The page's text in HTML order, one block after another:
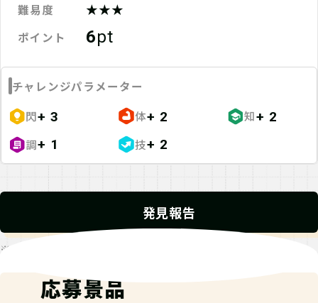
難易度 ★★★
ポイント 6pt
チャレンジパラメーター
閃+ 3 体+ 2 知+ 2
調+ 1 技+ 2
発見報告
※発見報告にGPSを使用するクエストが一部存在します。
応募景品